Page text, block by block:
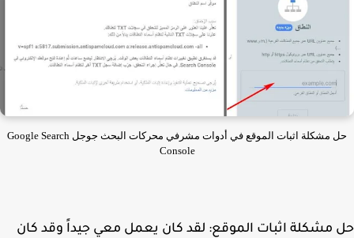
حل مشكلة اثبات الموقع في أدوات مشرفي محركات البحث جوجل Google Search
Console
مشكلة اثبات الموقع: لقد كان يعمل معي جيداً وقد كان